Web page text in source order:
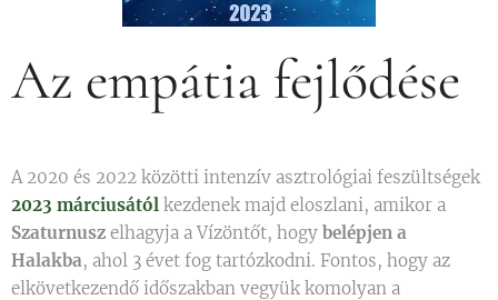
Az empátia fejlődése
A 2020 és 2022 közötti intenzív asztrológiai feszültségek
2023 márciusától kezdenek majd eloszlani, amikor a
Szaturnusz elhagyja a Vízöntőt, hogy belépjen a
Halakba, ahol 3 évet fog tartózkodni. Fontos, hogy az
elkövetkezendő időszakban vegyük komolyan a